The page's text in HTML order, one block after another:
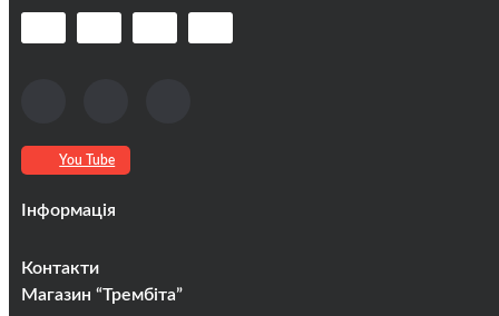
You Tube
Інформація
Кредити
Контакти
Магазин “Трембіта”